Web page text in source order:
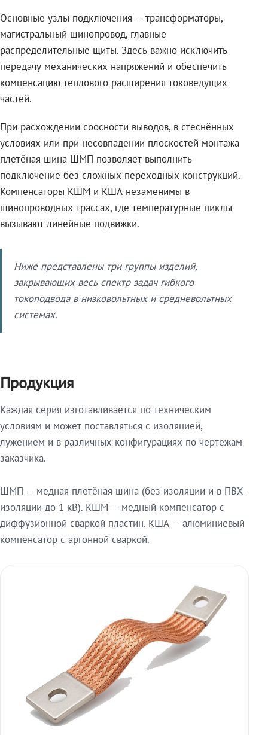
Основные узлы подключения — трансформаторы,
магистральный шинопровод, главные
распределительные щиты. Здесь важно исключить
передачу механических напряжений и обеспечить
компенсацию теплового расширения токоведущих
частей.
При расхождении соосности выводов, в стеснённых
условиях или при несовпадении плоскостей монтажа
плетёная шина ШМП позволяет выполнить
подключение без сложных переходных конструкций.
Компенсаторы КШМ и КША незаменимы в
шинопроводных трассах, где температурные циклы
вызывают линейные подвижки.
Ниже представлены три группы изделий,
закрывающих весь спектр задач гибкого
токоподвода в низковольтных и средневольтных
системах.
Продукция
Каждая серия изготавливается по техническим
условиям и может поставляться с изоляцией,
лужением и в различных конфигурациях по чертежам
заказчика.
ШМП — медная плетёная шина (без изоляции и в ПВХ-
изоляции до 1 кВ). КШМ — медный компенсатор с
диффузионной сваркой пластин. КША — алюминиевый
компенсатор с аргонной сваркой.